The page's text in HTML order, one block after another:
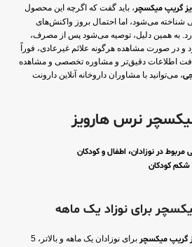
گریپ میکسچر ، باید گفت که اگرچه این محصول
شناخته می‌شود، اما احتمال بروز واکنش‌های
به همین دلیل، توصیه می‌شود پس از مصرف،
و در صورت مشاهده هرگونه علائم غیرعادی، فوراً
اطلاعات دقیق‌تر و مشاوره تخصصی و مشاهده
، می‌توانید با مشاوران داروخانه آنلاین دارونت
نرس هارویز
در نوزادان، اطفال و کودکان
شکم کودکان
برای نوزاد یک ماهه
گریپ میکسچر
برای نوزادان یک ماهه و بالاتر، 5